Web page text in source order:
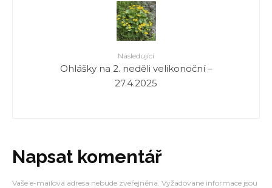
Následující
Ohlášky na 2. neděli velikonoční –
27.4.2025
Napsat komentář
Vaše e-mailová adresa nebude zveřejněna. Vyžadované informace jsou